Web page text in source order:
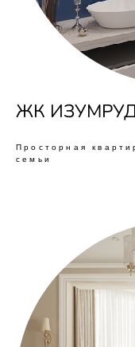
ЖК
Просторная
семьи